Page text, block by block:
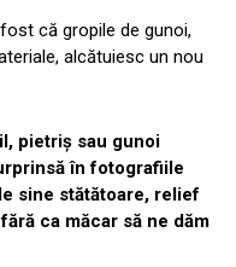
că gropile de gunoi,
alcătuiesc un nou
pietriș sau gunoi
în fotografiile
sine stătătoare, relief
ca măcar să ne dăm